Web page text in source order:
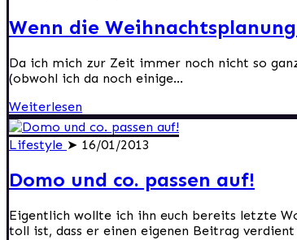
Wenn die
Da ich mich zur Zeit immer noch nicht so
(obwohl ich da noch einige...
Weiterlesen
Lifestyle ➤ 16/01/2013
Domo und co. passen auf!
Eigentlich wollte ich ihn euch bereits letzte
toll ist, dass er einen eigenen Beitrag